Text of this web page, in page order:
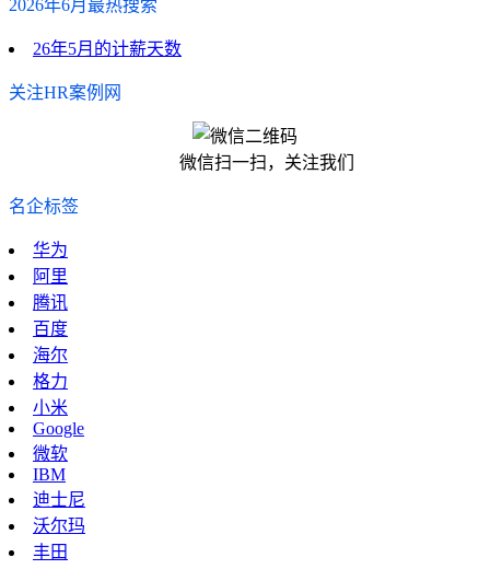
2026年6月最热搜索
26年5月的计薪天数
关注HR案例网
微信扫一扫，关注我们
名企标签
华为
阿里
腾讯
百度
海尔
格力
小米
Google
微软
IBM
迪士尼
沃尔玛
丰田